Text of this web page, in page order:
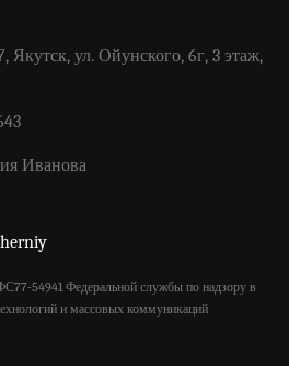
Якутск, ул. Ойунского, 6г, 3 этаж,
Иванова
54941 Федеральной службы по надзору в
и массовых коммуникаций